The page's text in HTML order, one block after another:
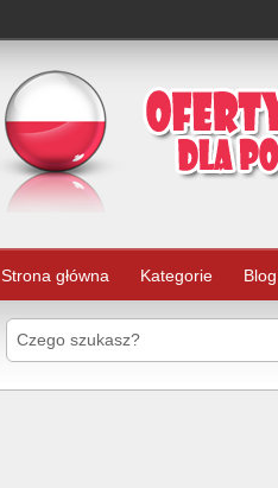
Strona główna Kategorie Blog